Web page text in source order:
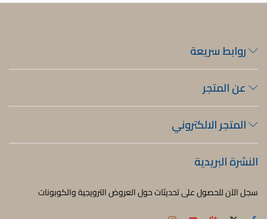
روابط سريعة
عن المتجر
المتجر الالكتروني
النشرة البريدية
سجل الآن للحصول على تحديثات حول العروض الترويجية والكوبونات